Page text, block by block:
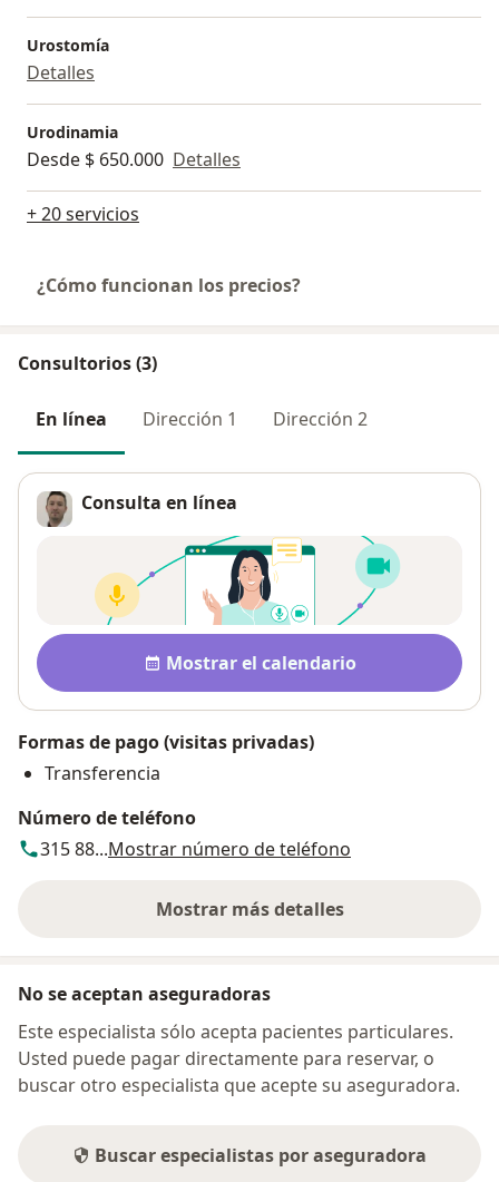
Urostomía
Detalles
Urodinamia
Desde $ 650.000 Detalles
+ 20 servicios
¿Cómo funcionan los precios?
Consultorios (3)
En línea Dirección 1 Dirección 2
Consulta en línea
Disponibilidad
Mostrar el calendario
Formas de pago (visitas privadas)
Transferencia
Número de teléfono
315 88...Mostrar número de teléfono
Mostrar más detalles
sobre la dirección
No se aceptan aseguradoras
Este especialista sólo acepta pacientes particulares.
Usted puede pagar directamente para reservar, o
buscar otro especialista que acepte su aseguradora.
Buscar especialistas por aseguradora